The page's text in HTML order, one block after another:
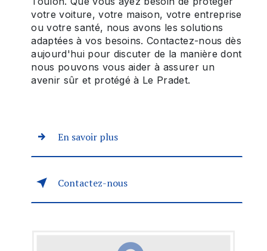
votre voiture, votre maison, votre entreprise
ou votre santé, nous avons les solutions
adaptées à vos besoins. Contactez-nous dès
aujourd'hui pour discuter de la manière dont
nous pouvons vous aider à assurer un
avenir sûr et protégé à Le Pradet.
En savoir plus
Contactez-nous